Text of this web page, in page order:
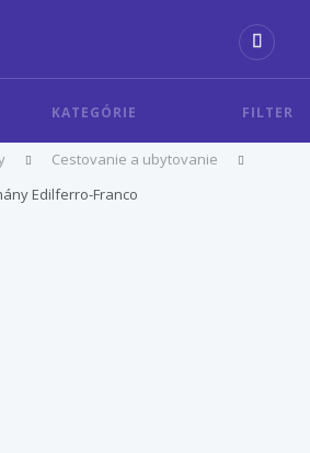
KATEGÓRIE FILTER
Cestovanie a ubytovanie
Edilferro-Franco